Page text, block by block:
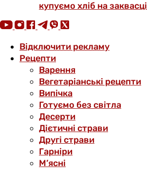
купуємо хліб на заквасці
Відключити рекламу
Рецепти
Варення
Вегетаріанські рецепти
Випічка
Готуємо без світла
Десерти
Дієтичні страви
Другі страви
Гарніри
М’ясні